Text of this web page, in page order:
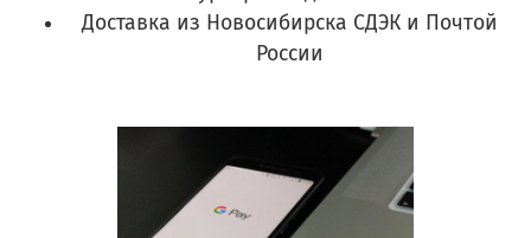
Доставка из Новосибирска СДЭК и Почтой
России